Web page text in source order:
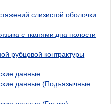
слизистой оболочки
с тканями дна полости
рубцовой контрактуры
данные
данные (Подъязычные